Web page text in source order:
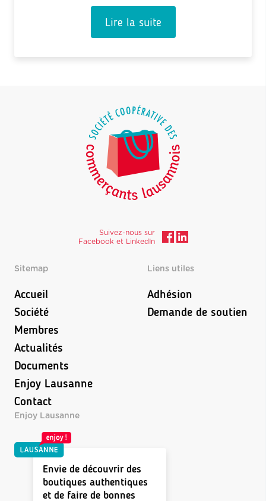
Lire la suite
Suivez-nous sur
Facebook et LinkedIn
Sitemap
Accueil
Société
Membres
Actualités
Documents
Enjoy Lausanne
Contact
Liens utiles
Adhésion
Demande de soutien
Enjoy Lausanne
Envie de découvrir des
boutiques authentiques
et de faire de bonnes